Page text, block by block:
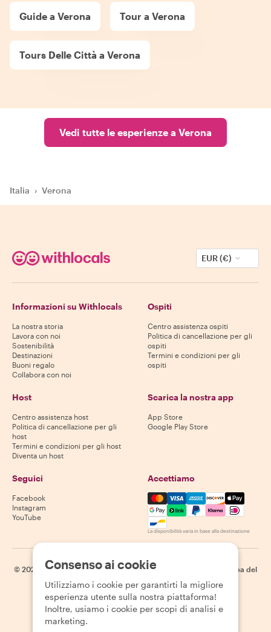
Guide a Verona Tour a Verona
Tours Delle Città a Verona
Vedi tutte le esperienze a Verona
Italia › Verona
EUR (€)
Informazioni su Withlocals
La nostra storia
Lavora con noi
Sostenibilità
Destinazioni
Buoni regalo
Collabora con noi
Ospiti
Centro assistenza ospiti
Politica di cancellazione per gli
ospiti
Termini e condizioni per gli
ospiti
Host
Centro assistenza host
Politica di cancellazione per gli
host
Termini e condizioni per gli host
Diventa un host
Scarica la nostra app
App Store
Google Play Store
Seguici
Facebook
Instagram
YouTube
Accettiamo
Mastercard, Visa, Amex,
La disponibilità varia in base alla destinazione
© 2026 Withlocals.com | Informativa sulla privacy
Mappa del
Consenso ai cookie
Utilizziamo i cookie per garantirti la migliore
esperienza utente sulla nostra piattaforma!
Inoltre, usiamo i cookie per scopi di analisi e
marketing.